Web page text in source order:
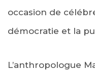
occasion de
démocratie et la
L’anthropologue